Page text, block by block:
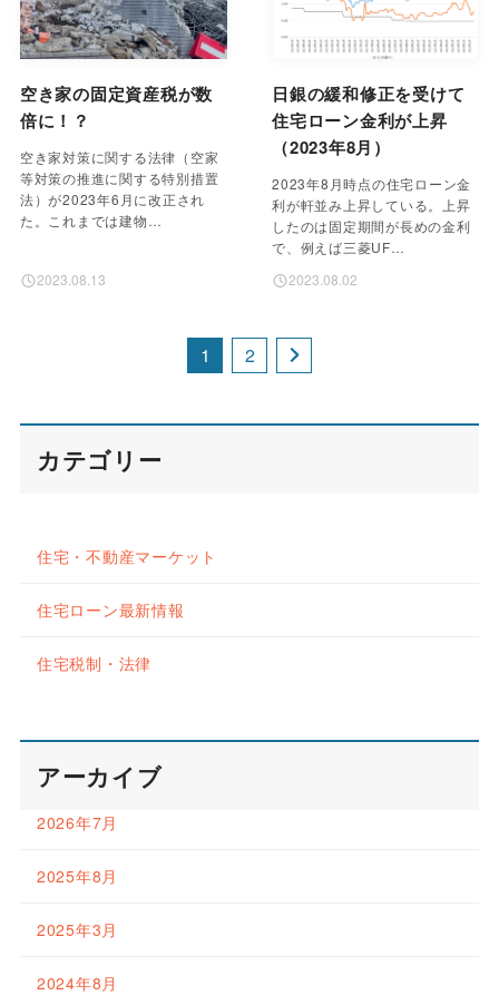
空き家の固定資産税が数
倍に！？
空き家対策に関する法律（空家
等対策の推進に関する特別措置
法）が2023年6月に改正され
た。これまでは建物…
2023.08.13
日銀の緩和修正を受けて
住宅ローン金利が上昇
（2023年8月）
2023年8月時点の住宅ローン金
利が軒並み上昇している。上昇
したのは固定期間が長めの金利
で、例えば三菱UF…
2023.08.02
1 2
カテゴリー
住宅・不動産マーケット
住宅ローン最新情報
住宅税制・法律
アーカイブ
2026年7月
2025年8月
2025年3月
2024年8月